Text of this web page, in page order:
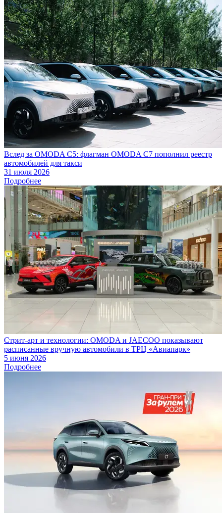
Вслед за OMODA C5: флагман OMODA C7 пополнил реестр
автомобилей для такси
31 июля 2026
Подробнее
Стрит-арт и технологии: OMODA и JAECOO показывают
расписанные вручную автомобили в ТРЦ «Авиапарк»
5 июня 2026
Подробнее